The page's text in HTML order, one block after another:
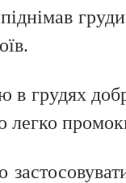
в грудях
легко